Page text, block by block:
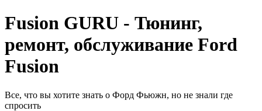
Fusion GURU - Тюнинг,
ремонт, обслуживание Ford
Fusion
Все, что вы хотите знать о Форд Фьюжн, но не знали где
спросить